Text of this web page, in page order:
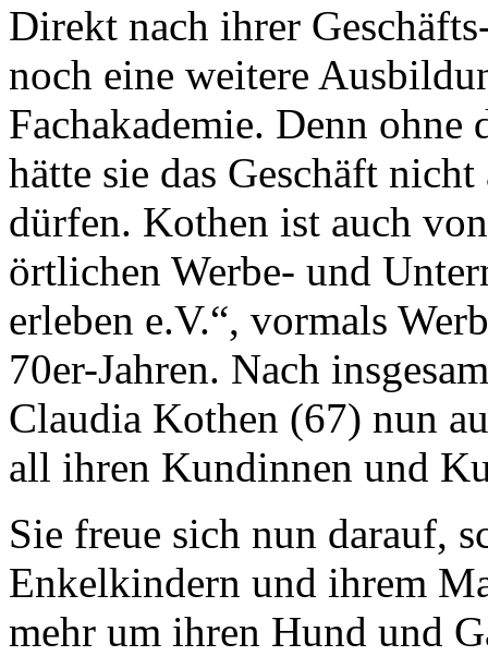
Direkt nach ihrer
noch eine weitere
Fachakademie. Denn ohne
hätte sie das Geschäft
dürfen. Kothen ist auch
örtlichen Werbe- und
erleben e.V.“, vormals
70er-Jahren. Nach
Claudia Kothen (67) nun
all ihren Kundinnen und
Sie freue sich nun darauf,
Enkelkindern und ihrem
mehr um ihren Hund und